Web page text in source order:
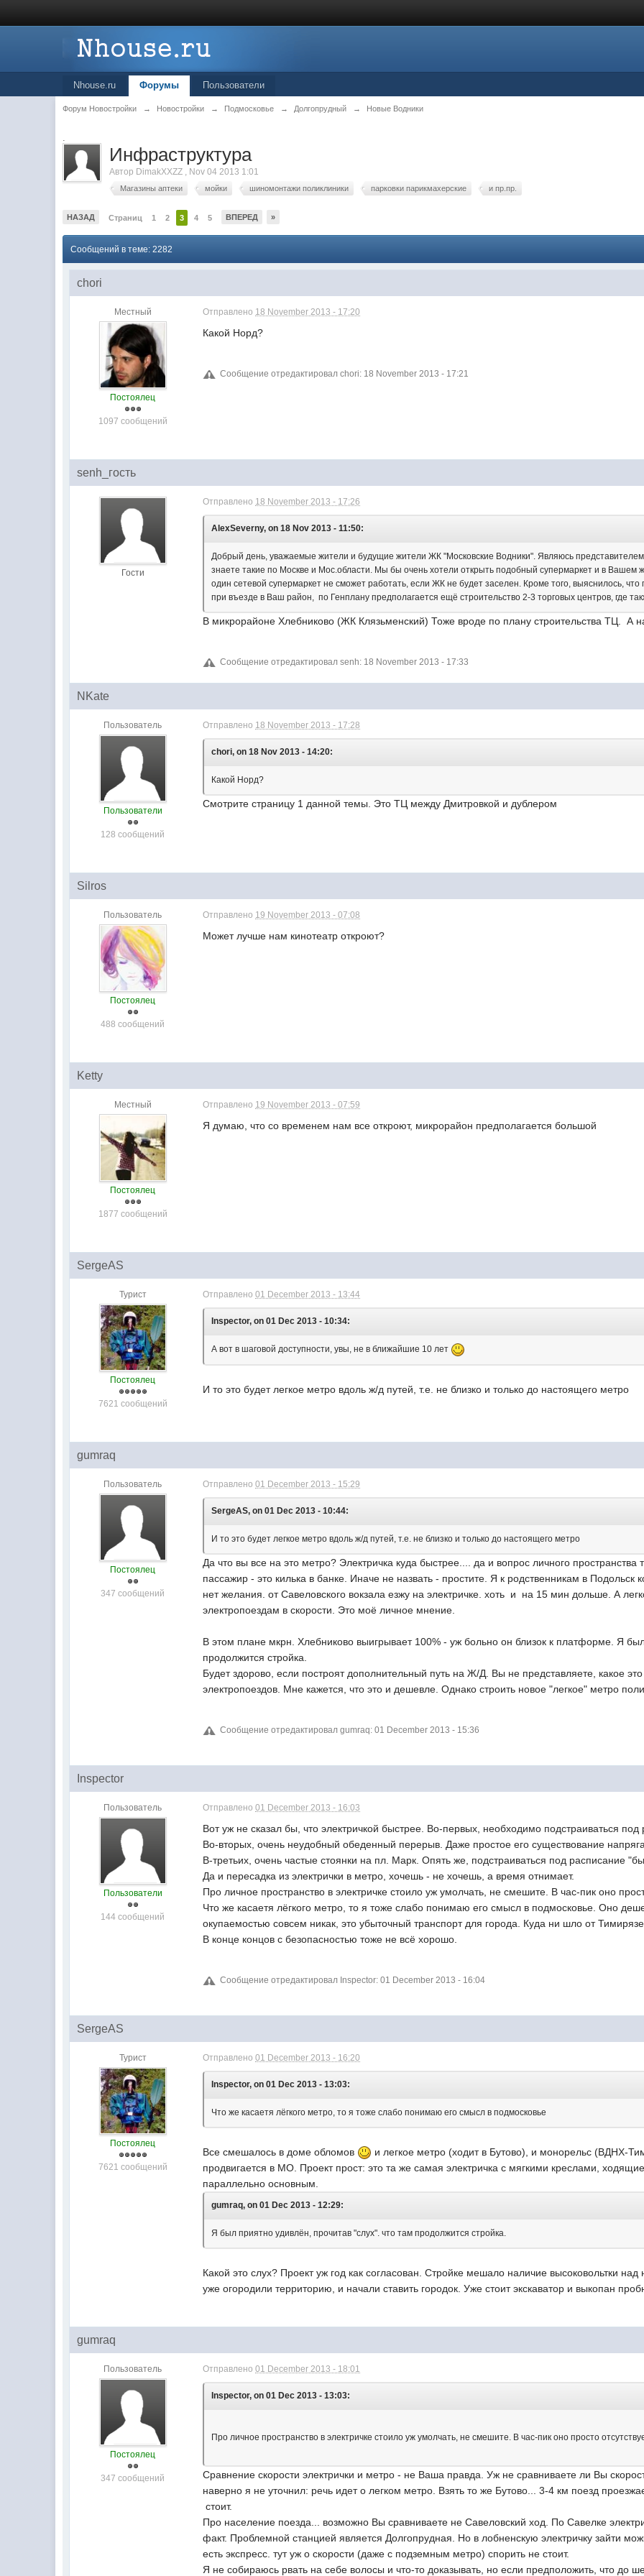
Nhouse.ru Форумы Пользователи
Форум Новостройки → Новостройки → Подмосковье → Долгопрудный → Новые Водники
.
Инфраструктура
Автор DimakXXZZ , Nov 04 2013 1:01
Магазины аптеки мойки шиномонтажи поликлиники парковки парикмахерские и пр.пр.
НАЗАД Страниц 1 2 3 4 5 ВПЕРЕД »
Сообщений в теме: 2282
chori
Местный
Постоялец
1097 сообщений
Отправлено 18 November 2013 - 17:20
Какой Норд?
Сообщение отредактировал chori: 18 November 2013 - 17:21
senh_гость
Гости
Отправлено 18 November 2013 - 17:26
AlexSeverny, on 18 Nov 2013 - 11:50:
Добрый день, уважаемые жители и будущие жители ЖК "Московские Водники". Являюсь представителем
знаете такие по Москве и Мос.области. Мы бы очень хотели открыть подобный супермаркет и в Вашем
один сетевой супермаркет не сможет работать, если ЖК не будет заселен. Кроме того, выяснилось,
при въезде в Ваш район, по Генплану предполагается ещё строительство 2-3 торговых центров, где
В микрорайоне Хлебниково (ЖК Клязьменский) Тоже вроде по плану строительства ТЦ. А
Сообщение отредактировал senh: 18 November 2013 - 17:33
NKate
Пользователь
Пользователи
128 сообщений
Отправлено 18 November 2013 - 17:28
chori, on 18 Nov 2013 - 14:20:
Какой Норд?
Смотрите страницу 1 данной темы. Это ТЦ между Дмитровкой и дублером
Silros
Пользователь
Постоялец
488 сообщений
Отправлено 19 November 2013 - 07:08
Может лучше нам кинотеатр откроют?
Ketty
Местный
Постоялец
1877 сообщений
Отправлено 19 November 2013 - 07:59
Я думаю, что со временем нам все откроют, микрорайон предполагается большой
SergeAS
Турист
Постоялец
7621 сообщений
Отправлено01 December 2013 - 13:44
Inspector, on 01 Dec 2013 - 10:34:
А вот в шаговой доступности, увы, не в ближайшие 10 лет
И то это будет легкое метро вдоль ж/д путей, т.е. не близко и только до настоящего метро
gumraq
Пользователь
Постоялец
347 сообщений
Отправлено01 December 2013 - 15:29
SergeAS, on 01 Dec 2013 - 10:44:
И то это будет легкое метро вдоль ж/д путей, т.е. не близко и только до настоящего метро
Да что вы все на это метро? Электричка куда быстрее.... да и вопрос личного
пассажир - это килька в банке. Иначе не назвать - простите. Я к родственникам в Подольск
нет желания. от Савеловского вокзала езжу на электричке. хоть и на 15 мин дольше. А
электропоездам в скорости. Это моё личное мнение.
В этом плане мкрн. Хлебниково выигрывает 100% - уж больно он близок к платформе. Я
продолжится стройка.
Будет здорово, если построят дополнительный путь на Ж/Д. Вы не представляете, какое
электропоездов. Мне кажется, что это и дешевле. Однако строить новое "легкое" метро
Сообщение отредактировал gumraq: 01 December 2013 - 15:36
Inspector
Пользователь
Пользователи
144 сообщений
Отправлено01 December 2013 - 16:03
Вот уж не сказал бы, что электричкой быстрее. Во-первых, необходимо подстраиваться под
Во-вторых, очень неудобный обеденный перерыв. Даже простое его существование
В-третьих, очень частые стоянки на пл. Марк. Опять же, подстраиваться под расписание
Да и пересадка из электрички в метро, хочешь - не хочешь, а время отнимает.
Про личное пространство в электричке стоило уж умолчать, не смешите. В час-пик оно
Что же касаетя лёгкого метро, то я тоже слабо понимаю его смысл в подмосковье. Оно
окупаемостью совсем никак, это убыточный транспорт для города. Куда ни шло от
В конце концов с безопасностью тоже не всё хорошо.
Сообщение отредактировал Inspector: 01 December 2013 - 16:04
SergeAS
Турист
Постоялец
7621 сообщений
Отправлено01 December 2013 - 16:20
Inspector, on 01 Dec 2013 - 13:03:
Что же касаетя лёгкого метро, то я тоже слабо понимаю его смысл в подмосковье
Все смешалось в доме обломов
и легкое метро (ходит в Бутово), и монорельс (ВДНХ-
продвигается в МО. Проект прост: это та же самая электричка с мягкими креслами,
параллельно основным.
gumraq, on 01 Dec 2013 - 12:29:
Я был приятно удивлён, прочитав "слух". что там продолжится стройка.
Какой это слух? Проект уж год как согласован. Стройке мешало наличие высоковольтки
уже огородили территорию, и начали ставить городок. Уже стоит экскаватор и выкопан
gumraq
Пользователь
Постоялец
347 сообщений
Отправлено01 December 2013 - 18:01
Inspector, on 01 Dec 2013 - 13:03:
Про личное пространство в электричке стоило уж умолчать, не смешите. В час-пик оно просто
Сравнение скорости электрички и метро - не Ваша правда. Уж не сравниваете ли Вы
наверно я не уточнил: речь идет о легком метро. Взять то же Бутово... 3-4 км поезд
стоит.
Про население поезда... возможно Вы сравниваете не Савеловский ход. По Савелке
факт. Проблемной станцией является Долгопрудная. Но в лобненскую электричку зайти
есть экспресс. тут уж о скорости (даже с подземным метро) спорить не стоит.
Я не собираюсь рвать на себе волосы и что-то доказывать, но если предположить, что до